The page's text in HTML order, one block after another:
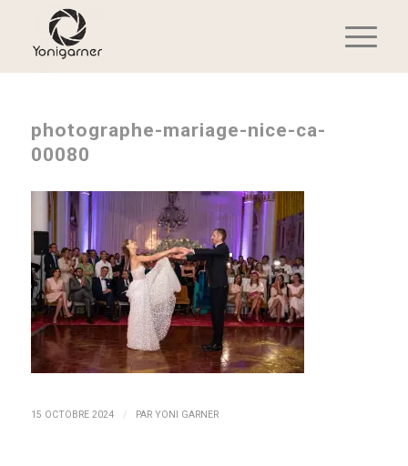
photographe-mariage-nice-ca-
00080
15 OCTOBRE 2024 / PAR YONI GARNER